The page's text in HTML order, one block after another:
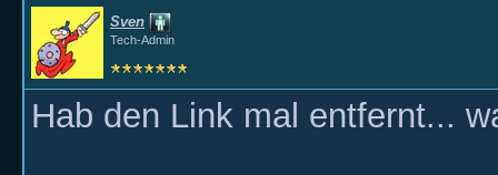
Sven
Tech-Admin
Hab den Link mal entfernt...